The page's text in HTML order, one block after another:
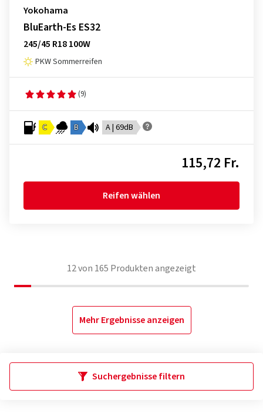
Yokohama
BluEarth-Es ES32
245/45 R18 100W
PKW Sommerreifen
(9)
C B A | 69dB
115,72 Fr.
Reifen wählen
12von 165 Produkten angezeigt
Mehr Ergebnisse anzeigen
Suchergebnisse filtern